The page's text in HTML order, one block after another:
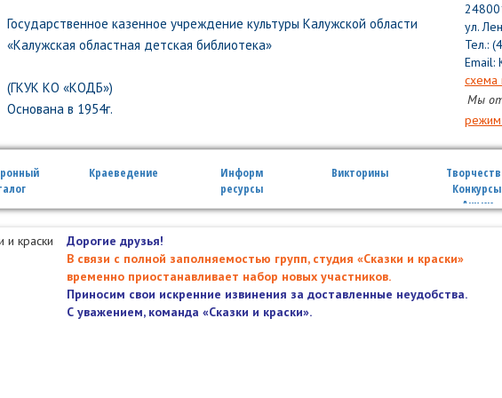
Государственное казенное учреждение культуры Калужской области
«Калужская областная детская библиотека»
(ГКУК КО «КОДБ»)
Основана в 1954г.
ул.
Тел.:
Email:
схема
Мы
Краеведение
Информ
ресурсы
Викторины
Акции
Дорогие друзья!
В связи с полной заполняемостью групп, студия «Сказки и краски»
временно приостанавливает набор новых участников.
Приносим свои искренние извинения за доставленные неудобства.
С уважением, команда «Сказки и краски».